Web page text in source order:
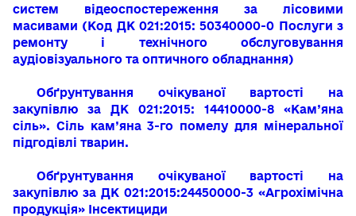
систем відеоспостереження за лісовими
масивами (Код ДК 021:2015: 50340000-0 Послуги з
ремонту і технічного обслуговування
аудіовізуального та оптичного обладнання)
Обґрунтування очікуваної вартості на
закупівлю за ДК 021:2015: 14410000-8 «Кам’яна
сіль». Сіль кам’яна 3-го помелу для мінеральної
підгодівлі тварин.
Обґрунтування очікуваної вартості на
закупівлю за ДК 021:2015:24450000-3 «Агрохімічна
продукція» Інсектициди